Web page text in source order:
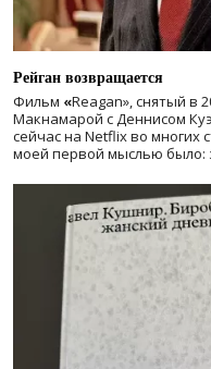
Рейган возвращается
Фильм «Reagan», снятый в
Макнамарой с Деннисом
сейчас на Netflix во многих
моей первой мыслью было: